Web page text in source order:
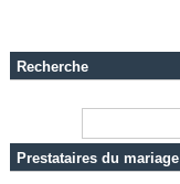
Recherche
Prestataires du mariage